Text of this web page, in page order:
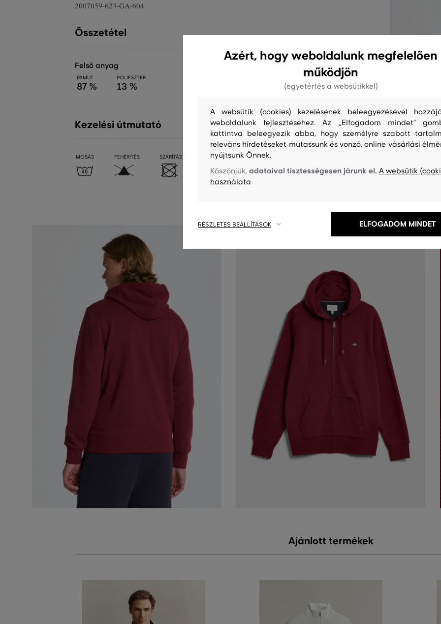
2007059-623-GA-604
Összetétel
felső anyag
PAMUT
87 %
POLIÉSZTER
13 %
Kezelési útmutató
MOSÁS FEHÉRÍTÉS SZÁRÍTÁS VASALÁS TISZTÍTÁS
Ajánlott termékek
Azért, hogy weboldalunk megfelelően
működjön
(egyetértés a websütikkel)
A websütik (cookies) kezelésének beleegyezésével
weboldalunk fejlesztéséhez. Az „Elfogadom mindet"
kattintva beleegyezik abba, hogy személyre szabott
releváns hirdetéseket mutassunk és vonzó, online vásárlási
nyújtsunk Önnek.
Köszönjük,adataival tisztességesen járunk el. A websütik
használata
RÉSZLETES BEÁLLÍTÁSOK ELFOGADOM MINDET